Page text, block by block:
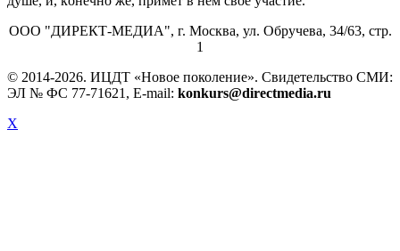
душe, и, кoнeчнo жe, примeт в нём свoё участиe.
ООО "ДИРЕКТ-МЕДИА", г. Москва, ул. Обручева, 34/63, стр.
1
© 2014-2026. ИЦДТ «Новое поколение». Свидетельство СМИ:
ЭЛ № ФС 77-71621, E-mail: konkurs@directmedia.ru
X